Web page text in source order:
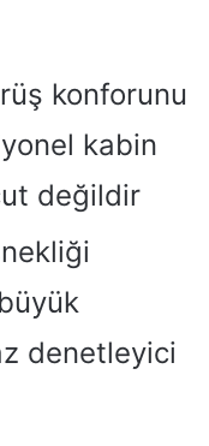
konforunu
kabin
değildir
denetleyici